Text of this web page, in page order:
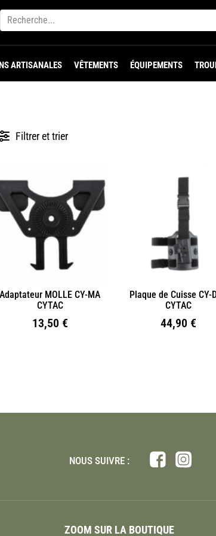
ARTISANALES VÊTEMENTS ÉQUIPEMENTS
Filtrer et trier
Adaptateur MOLLE CY-MA
CYTAC
13,50 €
Plaque de Cuisse CY-
CYTAC
44,90 €
NOUS SUIVRE :
ZOOM SUR LA BOUTIQUE